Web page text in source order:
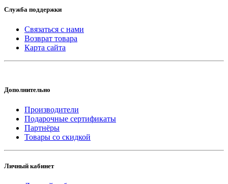
Служба поддержки
Связаться с нами
Возврат товара
Карта сайта
Дополнительно
Производители
Подарочные сертификаты
Партнёры
Товары со скидкой
Личный кабинет